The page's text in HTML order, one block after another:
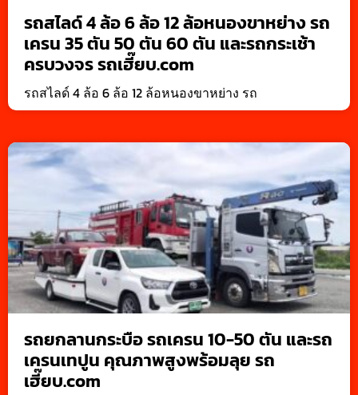
รถสไลด์ 4 ล้อ 6 ล้อ 12 ล้อหนองขาหย่าง รถ
เครน 35 ตัน 50 ตัน 60 ตัน และรถกระเช้า
ครบวงจร รถเฮี๊ยบ.com
รถสไลด์ 4 ล้อ 6 ล้อ 12 ล้อหนองขาหย่าง รถ
รถยกลานกระบือ รถเครน 10-50 ตัน และรถ
เครนเทปูน คุณภาพสูงพร้อมลุย รถ
เฮี๊ยบ.com